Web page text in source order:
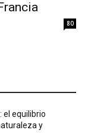
80
el equilibrio
y